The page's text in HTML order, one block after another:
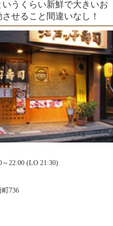
うくらい新鮮で大きいお
せること間違いなし！
22:00 (LO 21:30)
町736